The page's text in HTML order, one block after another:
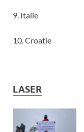
9. Italie
10. Croatie
LASER